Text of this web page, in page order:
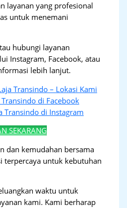
layanan yang profesional
untuk menemani
hubungi layanan
Instagram, Facebook, atau
lebih lanjut.
Transindo – Lokasi Kami
Transindo di Facebook
Transindo di Instagram
SEKARANG
dan kemudahan bersama
terpercaya untuk kebutuhan
waktu untuk
kami. Kami berharap